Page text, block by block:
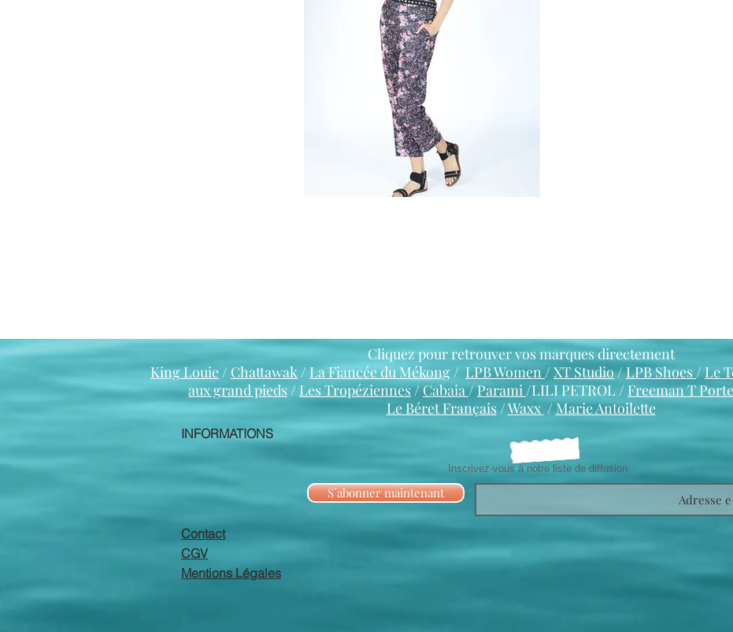
Cliquez pour retrouver vos marques directement
King Louie / Chattawak/ La Fiancée du Mékong / LPB Women/ XT Studio/LPB Shoes / Le
aux grand pieds / Les Tropéziennes/Cabaia/Parami/LILI PETROL / Freeman T
Le Béret Français/Waxx / Marie Antoilette
INFORMATIONS
Contact
Inscrivez-vous à notre liste de diffusion
S`abonner maintenant
CGV
Mentions Légales